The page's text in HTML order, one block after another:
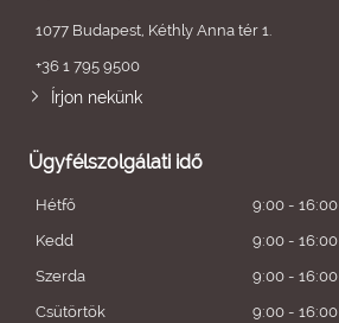
1077 Budapest, Kéthly Anna tér 1.
+36 1 795 9500
Írjon nekünk
Ügyfélszolgálati idő
Hétfő
9:00 - 16:00
Kedd
9:00 - 16:00
Szerda
9:00 - 16:00
Csütörtök
9:00 - 16:00